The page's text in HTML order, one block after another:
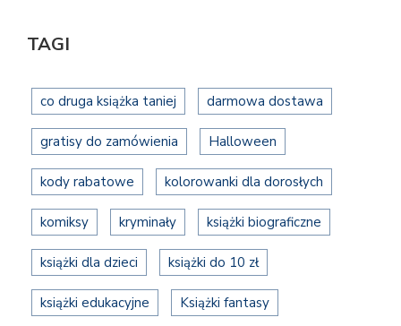
TAGI
co druga książka taniej darmowa dostawa
gratisy do zamówienia Halloween
kody rabatowe kolorowanki dla dorosłych
komiksy kryminały książki biograficzne
książki dla dzieci książki do 10 zł
książki edukacyjne Książki fantasy